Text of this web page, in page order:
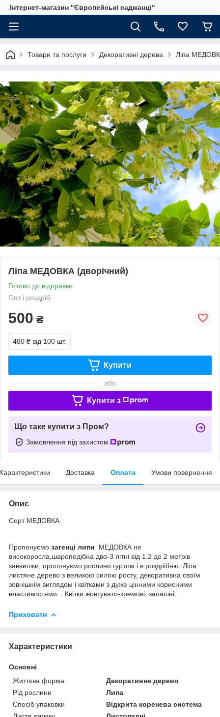
Інтернет-магазин "Європейські саджанці"
Товари та послуги Декоративні дерева Ліпа
Ліпа МЕДОВКА (дворічний)
Готово до відправки
Опт і роздріб
500 ₴
480 ₴ від 100 шт.
Купити
або
Купити з
Що таке купити з Пром?
Замовлення під захистом
Доставка Оплата Умови повернення
Опис
Сорт МЕДОВКА
Пропонуємо загенці липи МЕДОВКА не
високоросла,шароподібна дво-3 літні від 1.2 до 2 метрів
заввишки, пропонуємо рослини гуртом і в роздрібню. Ліпа
листяне дерево з великою силою росту, декоративна своїм
зовнішнім виглядом і квітками з дуже цінними корисними
властивостями. . Квітки жовтувато-кремові, запашні.
Приховати
Характеристики
Основні
Життєва форма
Декоративне дерево
Рід рослини
Липа
Спосіб упаковки
Відкрита коренева система